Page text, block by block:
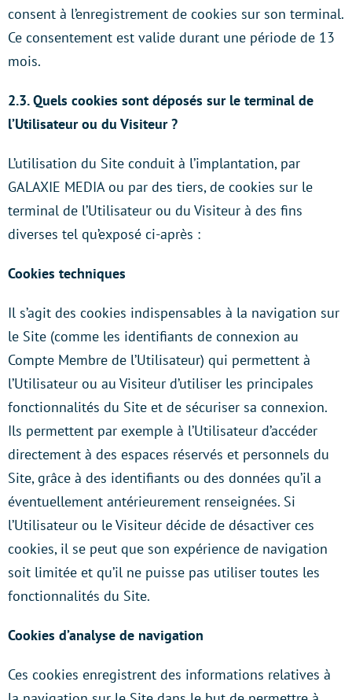
consent à l’enregistrement de cookies sur son terminal.
Ce consentement est valide durant une période de 13
mois.
2.3. Quels cookies sont déposés sur le terminal de
l’Utilisateur ou du Visiteur ?
L’utilisation du Site conduit à l’implantation, par
GALAXIE MEDIA ou par des tiers, de cookies sur le
terminal de l’Utilisateur ou du Visiteur à des fins
diverses tel qu’exposé ci-après :
Cookies techniques
Il s’agit des cookies indispensables à la navigation sur
le Site (comme les identifiants de connexion au
Compte Membre de l’Utilisateur) qui permettent à
l’Utilisateur ou au Visiteur d’utiliser les principales
fonctionnalités du Site et de sécuriser sa connexion.
Ils permettent par exemple à l’Utilisateur d’accéder
directement à des espaces réservés et personnels du
Site, grâce à des identifiants ou des données qu’il a
éventuellement antérieurement renseignées. Si
l’Utilisateur ou le Visiteur décide de désactiver ces
cookies, il se peut que son expérience de navigation
soit limitée et qu’il ne puisse pas utiliser toutes les
fonctionnalités du Site.
Cookies d’analyse de navigation
Ces cookies enregistrent des informations relatives à